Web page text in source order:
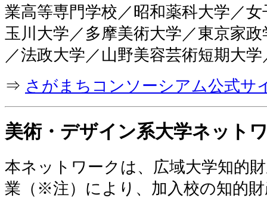
業高等専門学校／昭和薬科大学／
玉川大学／多摩美術大学／東京家
／法政大学／山野美容芸術短期大
⇒ さがまちコンソーシアム公式サ
美術・デザイン系大学ネット
本ネットワークは、広域大学知的
業（※注）により、加入校の知的